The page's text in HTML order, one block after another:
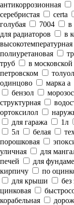
антикоррозионная
серебристая
certa
голубая
7004 в
для радиаторов
в
высокотемпературная
полиуретановая
труб
в московской
петровском
толуол
одинцово
марка а
бензол
структурная
ортоксилол
для гаража
1л
5л
белая
порошковая
уличная
для
печей
для
кирпичу
по
для крыши
без
цинковая
корабельная